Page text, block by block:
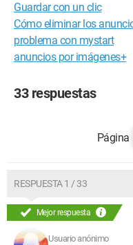
Guardar con un clic
Cómo eliminar los
problema con mystart
anuncios por imágenes+
33 respuestas
RESPUESTA 1 / 33
Mejor respuesta
Usuario anónimo